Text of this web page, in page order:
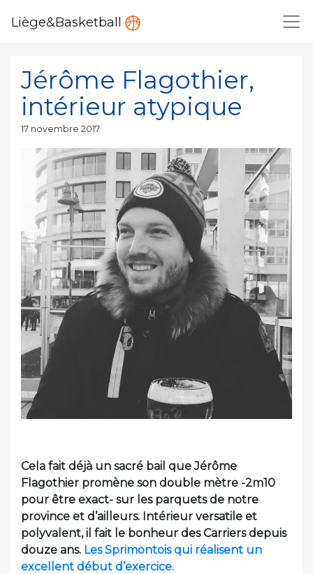
Liège&Basketball
Jérôme Flagothier,
intérieur atypique
Publié
17 novembre 2017
Cela fait déjà un sacré bail que Jérôme
Flagothier promène son double mètre -2m10
pour être exact- sur les parquets de notre
province et d’ailleurs. Intérieur versatile et
polyvalent, il fait le bonheur des Carriers depuis
douze ans. Les Sprimontois qui réalisent un
excellent début d’exercice.